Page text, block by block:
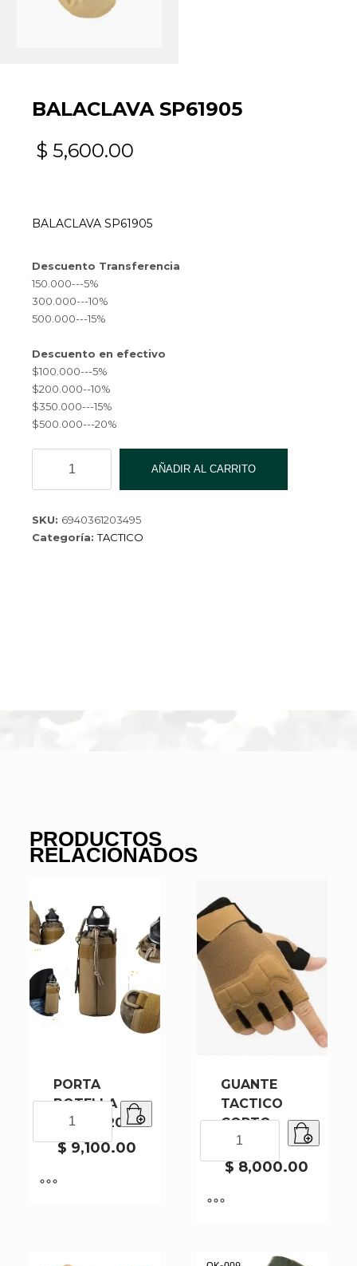
BALACLAVA SP61905
$ 5,600.00
BALACLAVA SP61905
Descuento Transferencia
150.000---5%
300.000---10%
500.000---15%
Descuento en efectivo
$100.000---5%
$200.000--10%
$350.000---15%
$500.000---20%
SP61905
cantidad
AÑADIR AL CARRITO
SKU: 6940361203495
Categoría:TACTICO
PRODUCTOS
RELACIONADOS
PORTA
BOTELLA
LP-983-200
$9,100.00
BOTELLA
LP-
200
GUANTE
TACTICO
CORTO
SP59005
$8,000.00
TACTICO
CORTO
cantidad